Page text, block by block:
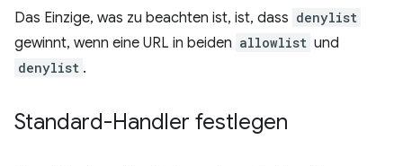
Das Einzige, was zu beachten ist, ist, dass denylist
gewinnt, wenn eine URL in beiden allowlist und
denylist .
Standard-Handler festlegen